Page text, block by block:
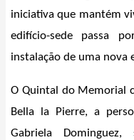
iniciativa que mantém
edifício-sede passa
instalação de uma nova
O Quintal do Memorial
Bella la Pierre, a
Gabriela